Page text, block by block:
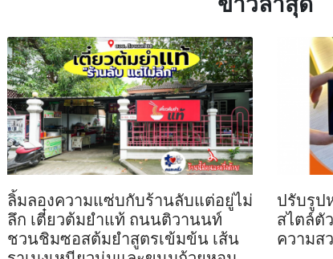
ลิ้มลองความแซ่บกับร้านลับแต่อยู่ไม่
ลึก เตี๋ยวต้มยำแท้ ถนนติวานนท์
ชวนชิมซอสต้มยำสูตรเข้มข้น เส้น
ปรับรูป
สไตล์ตั
ความส